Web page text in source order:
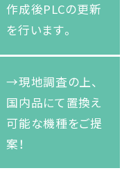
作成後PLCの更新
を行います。
→現地調査の上、
国内品にて置換え
可能な機種をご提
案！